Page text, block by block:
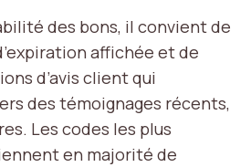
des bons, il convient de
affichée et de
d’avis client qui
des témoignages récents,
Les codes les plus
en majorité de